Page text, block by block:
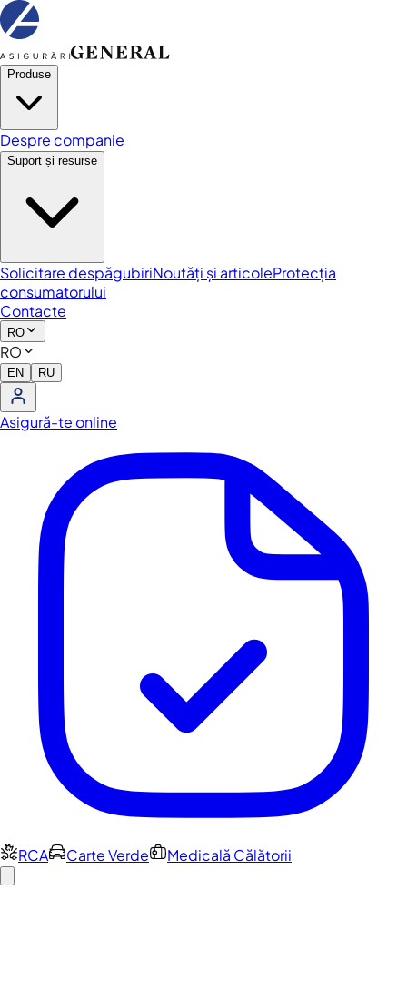
Produse
Despre companie
Suport și resurse
Solicitare despăgubiriNoutăți și articoleProtecția
consumatorului
Contacte
RO
RO
EN RU
Asigură-te online
RCA Carte Verde Medicală Călătorii